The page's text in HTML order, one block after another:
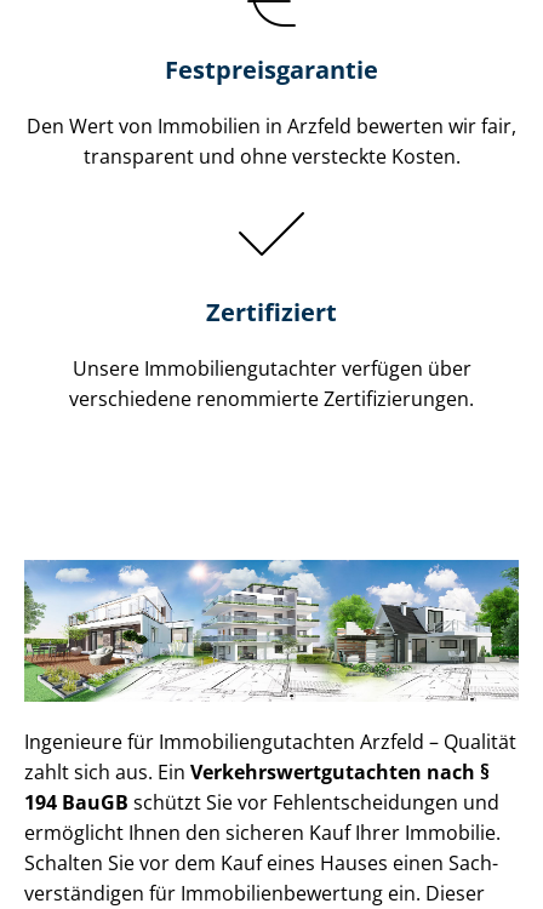
Festpreis​garantie
Den Wert von Immobilien in Arzfeld bewerten wir fair,
transparent und ohne versteckte Kosten.
Zertifiziert
Unsere Immobilien­gutachter verfügen über
verschiedene renommierte Zer­ti­fi­zie­run­gen.
Ingenieure für Im­mo­bi­li­en­gut­ach­ten Arzfeld – Qualität
zahlt sich aus. Ein Ver­kehrs­wert­gut­ach­ten nach §
194 BauGB schützt Sie vor Fehl­ent­schei­dun­gen und
ermöglicht Ihnen den sicheren Kauf Ihrer Immobilie.
Schalten Sie vor dem Kauf eines Hauses einen Sach­
ver­stän­di­gen für Im­mo­bi­li­en­be­wer­tung ein. Dieser